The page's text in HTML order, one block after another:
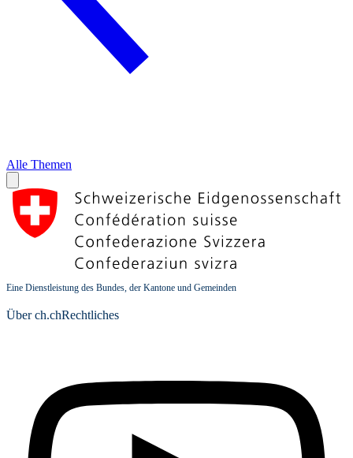
Alle Themen
Eine Dienstleistung des Bundes, der Kantone und Gemeinden
Über ch.chRechtliches